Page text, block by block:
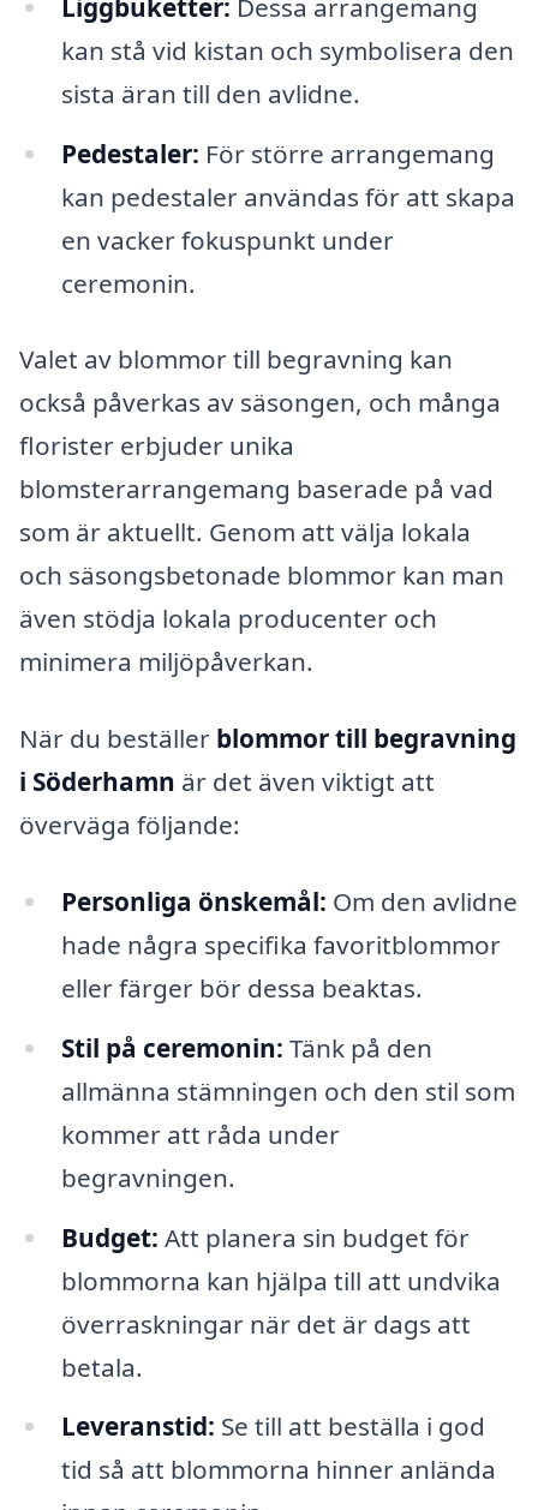
Liggbuketter: Dessa arrangemang
kan stå vid kistan och symbolisera den
sista äran till den avlidne.
Pedestaler: För större arrangemang
kan pedestaler användas för att skapa
en vacker fokuspunkt under
ceremonin.
Valet av blommor till begravning kan
också påverkas av säsongen, och många
florister erbjuder unika
blomsterarrangemang baserade på vad
som är aktuellt. Genom att välja lokala
och säsongsbetonade blommor kan man
även stödja lokala producenter och
minimera miljöpåverkan.
När du beställer blommor till begravning
i Söderhamn är det även viktigt att
överväga följande:
Personliga önskemål: Om den avlidne
hade några specifika favoritblommor
eller färger bör dessa beaktas.
Stil på ceremonin: Tänk på den
allmänna stämningen och den stil som
kommer att råda under
begravningen.
Budget: Att planera sin budget för
blommorna kan hjälpa till att undvika
överraskningar när det är dags att
betala.
Leveranstid: Se till att beställa i god
tid så att blommorna hinner anlända